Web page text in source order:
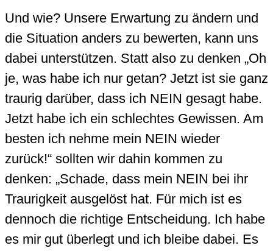
Und wie? Unsere Erwartung zu ändern und
die Situation anders zu bewerten, kann uns
dabei unterstützen. Statt also zu denken „Oh
je, was habe ich nur getan? Jetzt ist sie ganz
traurig darüber, dass ich NEIN gesagt habe.
Jetzt habe ich ein schlechtes Gewissen. Am
besten ich nehme mein NEIN wieder
zurück!“ sollten wir dahin kommen zu
denken: „Schade, dass mein NEIN bei ihr
Traurigkeit ausgelöst hat. Für mich ist es
dennoch die richtige Entscheidung. Ich habe
es mir gut überlegt und ich bleibe dabei. Es